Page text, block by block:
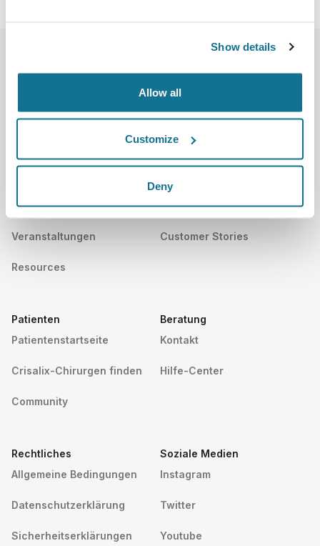
Show details
Allow all
Customize
Deny
Über uns
Veröffentlichungen
Veranstaltungen
Resources
Chirurgen
Chirurgenstartseite
3D-Business-Manager
Bewertungen von Patienten
Customer Stories
Patienten
Patientenstartseite
Crisalix-Chirurgen finden
Community
Beratung
Kontakt
Hilfe-Center
Rechtliches
Allgemeine Bedingungen
Datenschutzerklärung
Sicherheitserklärungen
Soziale Medien
Instagram
Twitter
Youtube